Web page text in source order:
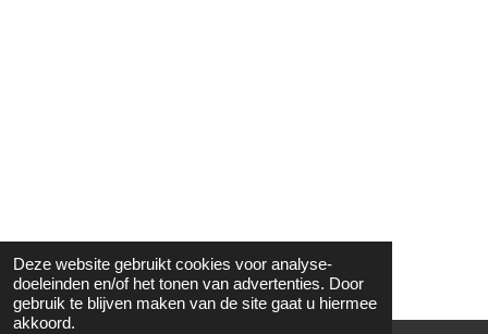
Deze website gebruikt cookies voor analyse-
doeleinden en/of het tonen van advertenties. Door
gebruik te blijven maken van de site gaat u hiermee
akkoord.